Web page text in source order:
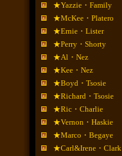
★Yazzie・Family
★McKee・Platero
★Ernie・Lister
★Perry・Shorty
★Al・Nez
★Kee・Nez
★Boyd・Tsosie
★Richard・Tsosie
★Ric・Charlie
★Vernon・Haskie
★Marco・Begaye
★Carl&Irene・Clark